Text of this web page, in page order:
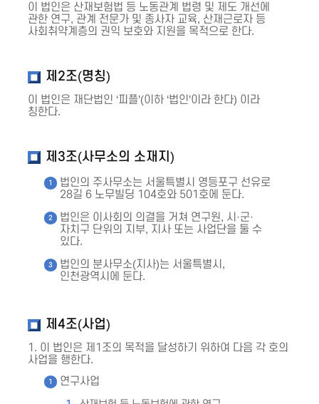
이 법인은 산재보험법 등 노동관계 법령 및 제도 개선에
관한 연구, 관계 전문가 및 종사자 교육, 산재근로자 등
사회취약계층의 권익 보호와 지원을 목적으로 한다.
제2조(명칭)
이 법인은 재단법인 ‘피플’(이하 ‘법인’이라 한다) 이라
칭한다.
제3조(사무소의 소재지)
법인의 주사무소는 서울특별시 영등포구 선유로
28길 6 노무빌딩 104호와 501호에 둔다.
법인은 이사회의 의결을 거쳐 연구원, 시·군·
자치구 단위의 지부, 지사 또는 사업단을 둘 수
있다.
법인의 분사무소(지사)는 서울특별시,
인천광역시에 둔다.
제4조(사업)
1. 이 법인은 제1조의 목적을 달성하기 위하여 다음 각 호의
사업을 행한다.
연구사업